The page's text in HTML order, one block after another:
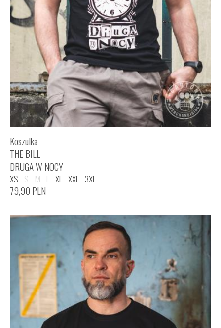
Koszulka
THE BILL
DRUGA W NOCY
XS S M L XL XXL 3XL
79,90 PLN